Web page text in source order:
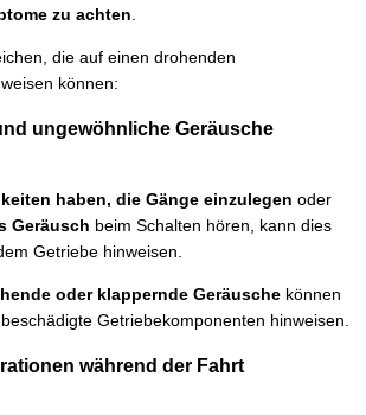
zu achten.
die auf einen drohenden
können:
ungewöhnliche Geräusche
haben, die Gänge einzulegen oder
Geräusch beim Schalten hören, kann dies
Getriebe hinweisen.
oder klappernde Geräusche können
Getriebekomponenten hinweisen.
während der Fahrt